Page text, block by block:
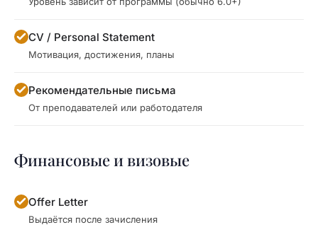
CV / Personal Statement
Мотивация, достижения, планы
Рекомендательные письма
От преподавателей или работодателя
Финансовые и визовые
Offer Letter
Выдаётся после зачисления